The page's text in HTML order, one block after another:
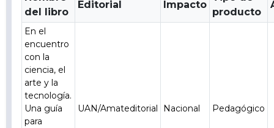
del libro
Editorial Impacto
producto
En el
encuentro
con la
ciencia, el
arte y la
tecnología.
Una guía
para
UAN/Amateditorial Nacional Pedagógico